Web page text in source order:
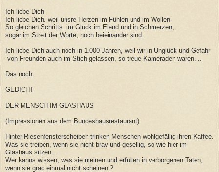
Ich liebe Dich
Ich liebe Dich, weil unsre Herzen im Fühlen und im Wollen-
So gleichen Schritts..im Glück.im Elend und in Schmerzen,
sogar im Streit der Worte, noch beieinander sind.
Ich liebe Dich auch noch in 1.000 Jahren, weil wir in Unglück und Gefahr
-von Freunden auch im Stich gelassen, so treue Kameraden waren....
Das noch
GEDICHT
DER MENSCH IM GLASHAUS
(Impressionen aus dem Bundeshausrestaurant)
Hinter Riesenfensterscheiben trinken Menschen wohlgefällig ihren Kaffee.
Was sie treiben, wenn sie nicht brav und gesellig, so wie hier im
Glashaus sitzen....
Wer kanns wissen, was sie meinen und erfüllen in verborgenen Taten,
wenn sie grad einmal nicht scheinen ?